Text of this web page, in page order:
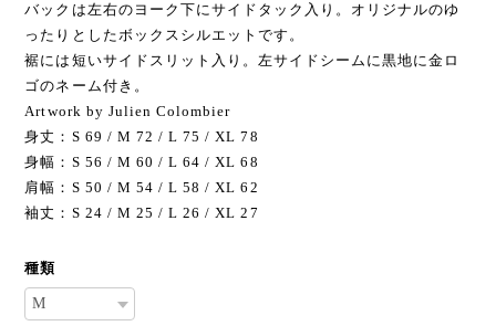
バックは左右のヨーク下にサイドタック入り。オリジナルのゆ
ったりとしたボックスシルエットです。
裾には短いサイドスリット入り。左サイドシームに黒地に金ロ
ゴのネーム付き。
Artwork by Julien Colombier
身丈：S 69 / M 72 / L 75 / XL 78
身幅：S 56 / M 60 / L 64 / XL 68
肩幅：S 50 / M 54 / L 58 / XL 62
袖丈：S 24 / M 25 / L 26 / XL 27
種類